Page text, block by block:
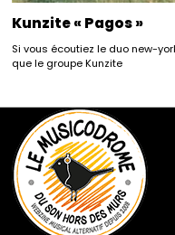
Kunzite « Pagos »
Si vous écoutiez le duo new-
que le groupe Kunzite